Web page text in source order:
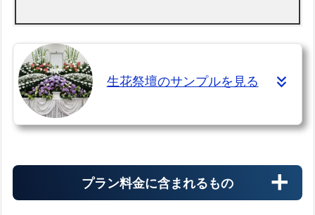
生花祭壇のサンプルを見る
プラン料金に含まれるもの